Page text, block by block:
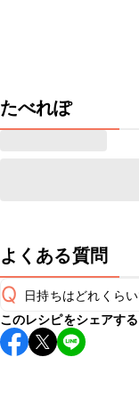
たべれぽ
よくある質問
Q 日持ちはどれくら
保存期間は冷蔵で
し上がりください。
このレシピをシェアする